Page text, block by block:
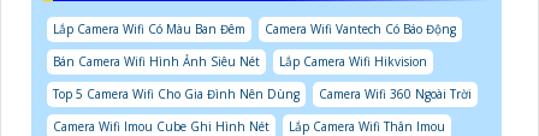
Lắp Camera Wifi Có Màu Ban Đêm
Camera Wifi Vantech Có Báo Động
Bán Camera Wifi Hình Ảnh Siêu Nét
Lắp Camera Wifi Hikvision
Top 5 Camera Wifi Cho Gia Đình Nên Dùng
Camera Wifi 360 Ngoài Trời
Camera Wifi Imou Cube Ghi Hình Nét
Lắp Camera Wifi Thân Imou